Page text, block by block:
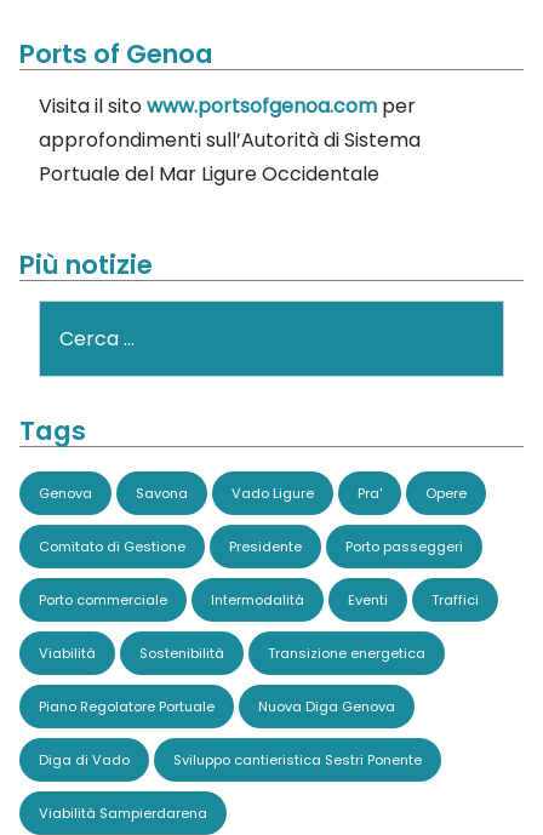
Ports of Genoa
Visita il sitowww.portsofgenoa.com per
approfondimenti sull’Autorità di Sistema
Portuale del Mar Ligure Occidentale
Più notizie
Tags
Genova Savona Vado Ligure Pra' Opere
Comitato di Gestione Presidente Porto passeggeri
Porto commerciale Intermodalità Eventi Traffici
Viabilità Sostenibilità Transizione energetica
Piano Regolatore Portuale Nuova Diga Genova
Diga di Vado Sviluppo cantieristica Sestri Ponente
Viabilità Sampierdarena